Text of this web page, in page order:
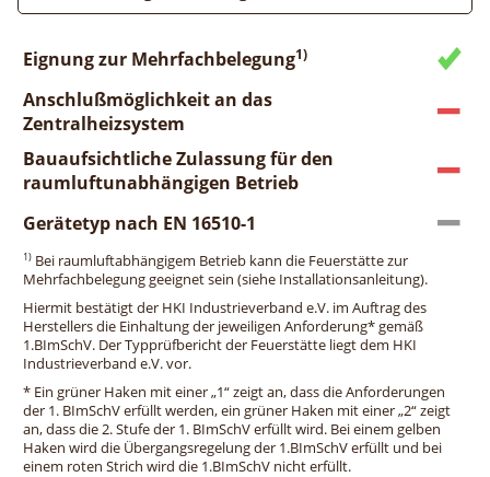
Eignung zur Mehrfachbelegung1)
Anschlußmöglichkeit an das
Zentralheizsystem
Bauaufsichtliche Zulassung für den
raumluftunabhängigen Betrieb
Gerätetyp nach EN 16510-1
1) Bei raumluftabhängigem Betrieb kann die Feuerstätte zur
Mehrfachbelegung geeignet sein (siehe Installationsanleitung).
Hiermit bestätigt der HKI Industrieverband e.V. im Auftrag des
Herstellers die Einhaltung der jeweiligen Anforderung* gemäß
1.BImSchV. Der Typprüfbericht der Feuerstätte liegt dem HKI
Industrieverband e.V. vor.
* Ein grüner Haken mit einer „1“ zeigt an, dass die Anforderungen
der 1. BImSchV erfüllt werden, ein grüner Haken mit einer „2“ zeigt
an, dass die 2. Stufe der 1. BImSchV erfüllt wird. Bei einem gelben
Haken wird die Übergangsregelung der 1.BImSchV erfüllt und bei
einem roten Strich wird die 1.BImSchV nicht erfüllt.